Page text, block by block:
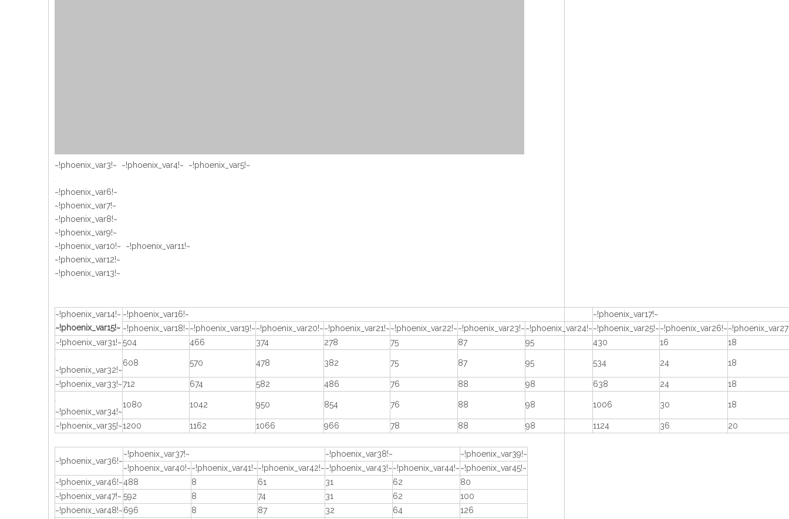
~!phoenix_var3!~ ~!phoenix_var4!~ ~!phoenix_var5!~
~!phoenix_var6!~
~!phoenix_var7!~
~!phoenix_var8!~
~!phoenix_var9!~
~!phoenix_var10!~ ~!phoenix_var11!~
~!phoenix_var12!~
~!phoenix_var13!~
~!phoenix_var14!~
~!phoenix_var15!~
~!phoenix_var16!~
~!phoenix_var17!~
~!phoenix_var18!~~!phoenix_var19!~~!phoenix_var20!~~!phoenix_var21!~~!phoenix_var22!~~!phoenix_var23!~~!phoenix_var24!~~!phoenix_var25!~~!phoenix_var26!~
~!phoenix_var31!~504 466 374 278 75 87 95 430 16 18
~!phoenix_var32!~
608 570 478 382 75 87 95 534 24 18
~!phoenix_var33!~712 674 582 486 76 88 98 638 24 18
~!phoenix_var34!~
1080 1042 950 854 76 88 98 1006 30 18
~!phoenix_var35!~1200 1162 1066 966 78 88 98 1124 36 20
~!phoenix_var36!~
~!phoenix_var37!~ ~!phoenix_var38!~
~!phoenix_var39!~
~!phoenix_var40!~~!phoenix_var41!~~!phoenix_var42!~~!phoenix_var43!~~!phoenix_var44!~~!phoenix_var45!~
~!phoenix_var46!~488 8 61 31 62
80
~!phoenix_var47!~ 592 8 74 31 62
100
~!phoenix_var48!~696 8 87 32 64
126